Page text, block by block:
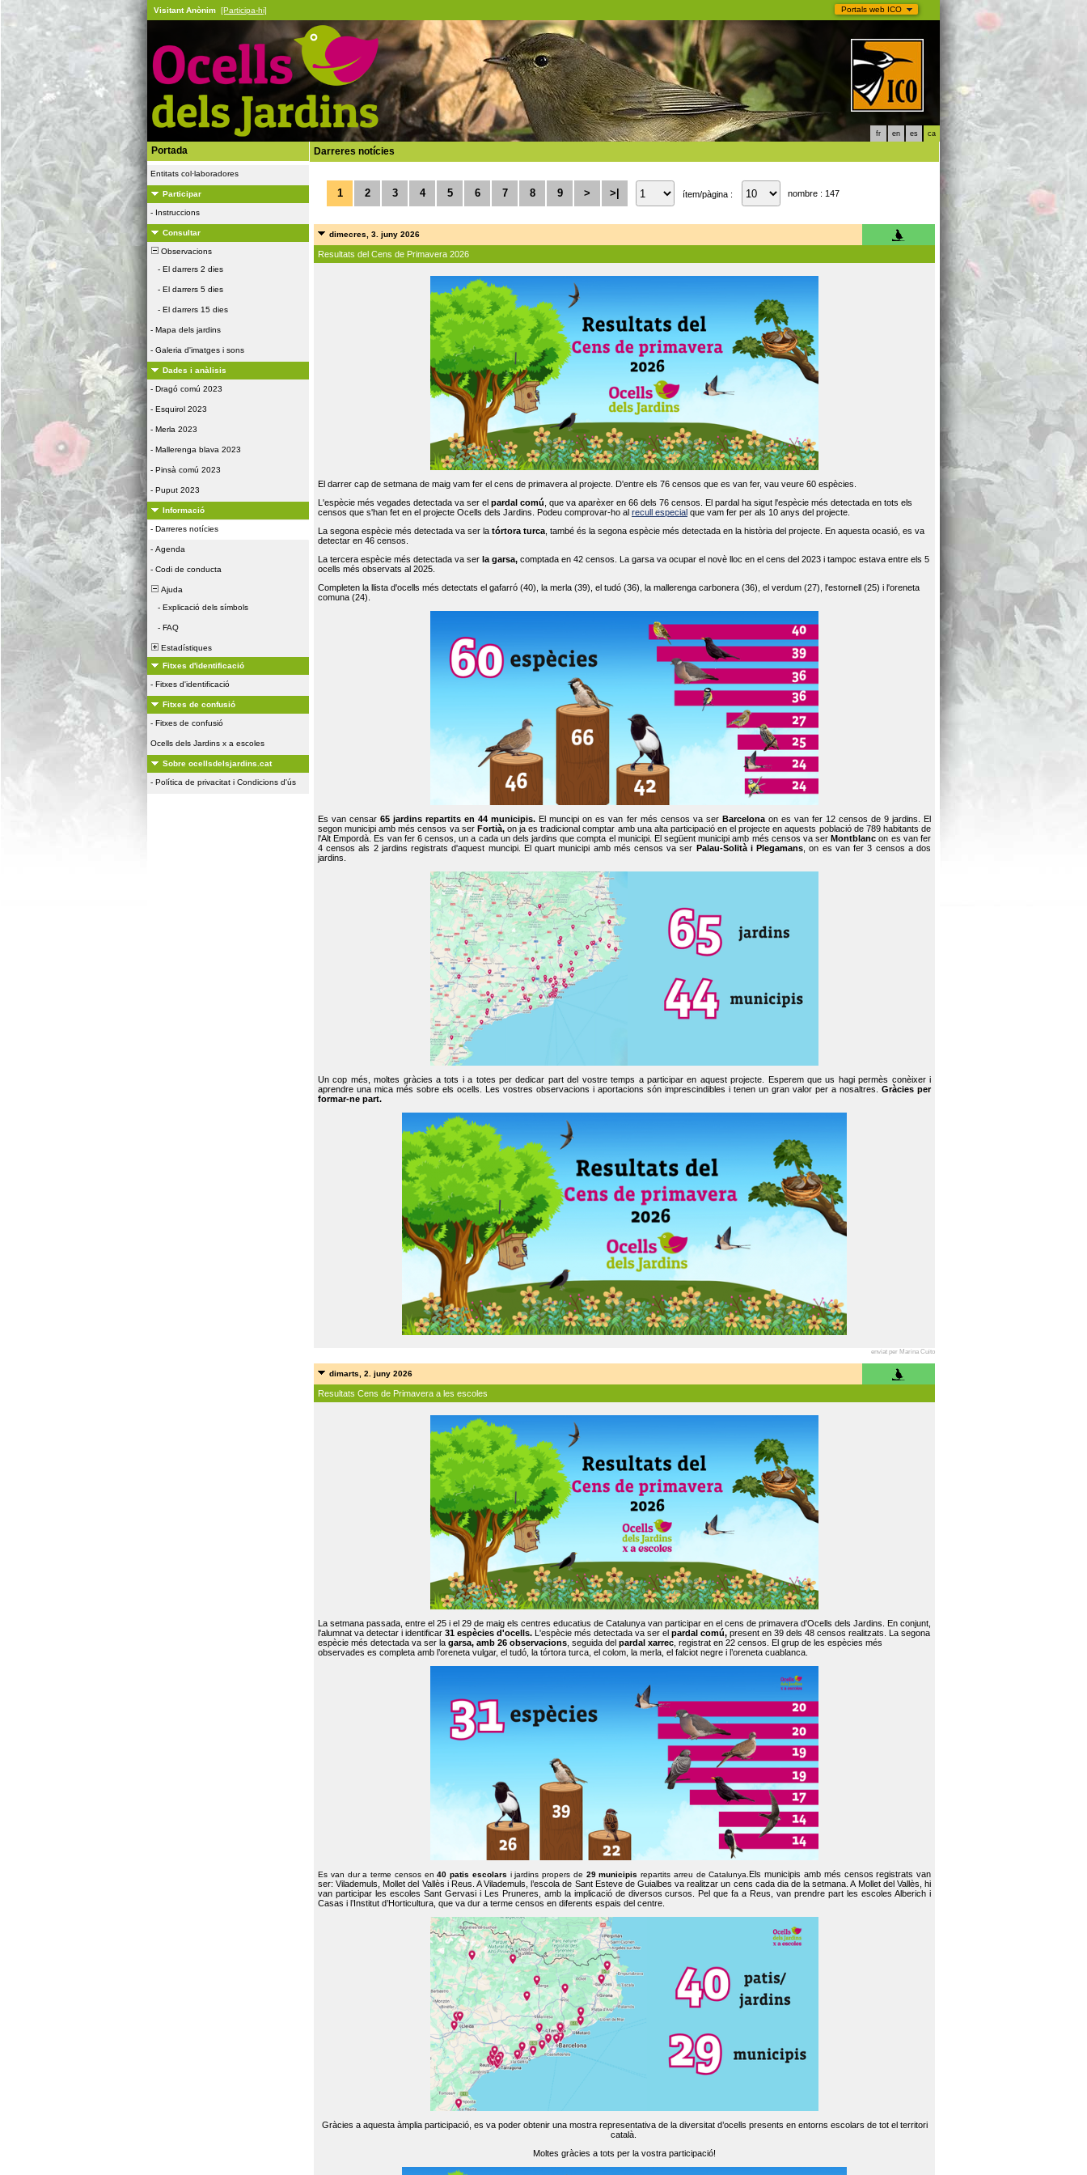
Portals web ICO
Visitant Anònim [Participa-hi]
fr en es ca
Portada
Entitats col·laboradores
Participar
- Instruccions
Consultar
Observacions
- El darrers 2 dies
- El darrers 5 dies
- El darrers 15 dies
- Mapa dels jardins
- Galeria d'imatges i sons
Dades i anàlisis
- Dragó comú 2023
- Esquirol 2023
- Merla 2023
- Mallerenga blava 2023
- Pinsà comú 2023
- Puput 2023
Informació
- Darreres notícies
- Agenda
- Codi de conducta
Ajuda
- Explicació dels símbols
- FAQ
Estadístiques
Fitxes d'identificació
- Fitxes d'identificació
Fitxes de confusió
- Fitxes de confusió
Ocells dels Jardins x a escoles
Sobre ocellsdelsjardins.cat
- Política de privacitat i Condicions d'ús
Darreres notícies
1 2 3 4 5 6 7 8 9 > >| ítem/pàgina : nombre : 147
dimecres, 3. juny 2026
Resultats del Cens de Primavera 2026
El darrer cap de setmana de maig vam fer el cens de primavera al projecte. D'entre els 76 censos que es van fer, vau veure 60 espècies.
L'espècie més vegades detectada va ser el pardal comú , que va aparèxer en 66 dels 76 censos. El pardal ha sigut l'espècie més detectada en tots els
censos que s'han fet en el projecte Ocells dels Jardins. Podeu comprovar-ho al recull especial que vam fer per als 10 anys del projecte.
La segona espècie més detectada va ser la tórtora turca , també és la segona espècie més detectada en la història del projecte. En aquesta ocasió, es va
detectar en 46 censos.
La tercera espècie més detectada va ser la garsa, comptada en 42 censos. La garsa va ocupar el novè lloc en el cens del 2023 i tampoc estava entre els 5
ocells més observats al 2025.
Completen la llista d'ocells més detectats el gafarró (40), la merla (39), el tudó (36), la mallerenga carbonera (36), el verdum (27), l'estornell (25) i l'oreneta
comuna (24).
Es van censar65 jardins repartits en 44 municipis. El muncipi on es van fer més censos va ser Barcelonaon es van fer 12 censos de 9 jardins. El
segon municipi amb més censos va ser Fortià, on ja es tradicional comptar amb una alta participació en el projecte en aquests població de 789 habitants de
l'Alt Empordà. Es van fer 6 censos, un a cada un dels jardins que compta el municipi. El següent municipi amb més censos va serMontblanc on es van fer
4 censos als 2 jardins registrats d'aquest muncipi. El quart municipi amb més censos va ser Palau-Solità i Plegamans , on es van fer 3 censos a dos
jardins.
Un cop més, moltes gràcies a tots i a totes per dedicar part del vostre temps a participar en aquest projecte. Esperem que us hagi permès conèixer i
aprendre una mica més sobre els ocells. Les vostres observacions i aportacions són imprescindibles i tenen un gran valor per a nosaltres. Gràcies per
formar-ne part.
enviat per Marina Cuito
dimarts, 2. juny 2026
Resultats Cens de Primavera a les escoles
La setmana passada, entre el 25 i el 29 de maig els centres educatius de Catalunya van participar en el cens de primavera d'Ocells dels Jardins. En conjunt,
l'alumnat va detectar i identificar 31 espècies d'ocells. L'espècie més detectada va ser el pardal comú, present en 39 dels 48 censos realitzats. La segona
espècie més detectada va ser la garsa, amb 26 observacions , seguida del pardal xarrec , registrat en 22 censos. El grup de les espècies més
observades es completa amb l’oreneta vulgar, el tudó, la tórtora turca, el colom, la merla, el falciot negre i l’oreneta cuablanca.
Es van dur a terme censos en40 patis escolars i jardins propers de 29 municipis repartits arreu de Catalunya. Els municipis amb més censos registrats van
ser: Vilademuls, Mollet del Vallès i Reus. A Vilademuls, l’escola de Sant Esteve de Guialbes va realitzar un cens cada dia de la setmana. A Mollet del Vallès, hi
van participar les escoles Sant Gervasi i Les Pruneres, amb la implicació de diversos cursos. Pel que fa a Reus, van prendre part les escoles Alberich i
Casas i l’Institut d’Horticultura, que va dur a terme censos en diferents espais del centre.
Gràcies a aquesta àmplia participació, es va poder obtenir una mostra representativa de la diversitat d’ocells presents en entorns escolars de tot el territori
català.
Moltes gràcies a tots per la vostra participació!